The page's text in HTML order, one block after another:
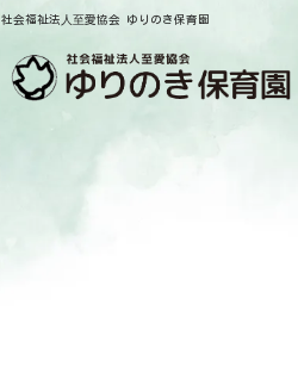
社会福祉法⼈⾄愛協会 ゆりのき保育園